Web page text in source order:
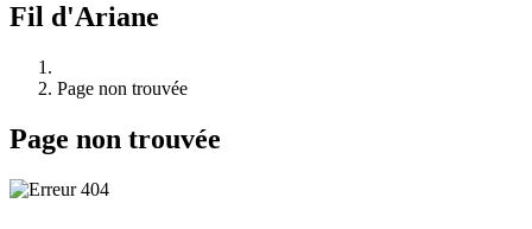
Fil d'Ariane
Page non trouvée
Page non trouvée